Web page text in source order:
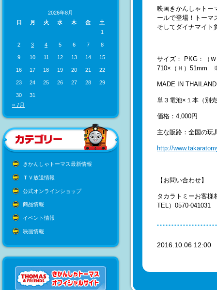
2026年8月
日
月 火 水 木 金
土
1
2 3 4 5 6 7 8
9 10 11 12 13 14 15
16 17 18 19 20 21 22
23 24 25 26 27 28 29
30
31
« 7月
きかんしゃトーマス最新情報
ＴＶ放送情報
公式オンラインショップ
商品情報
イベント情報
映画情報
映画きかんしゃトー
ールで登場！トーマ
そしてダイナマイト
サイズ： PKG：（
710×（Ｈ）51mm
MADE IN THAILAND
単３電池×１本（別
価格：4,000円
主な販路：全国の玩
http://
【お問い合わせ】
タカラトミーお客様
TEL）0570-041031
2016.10.06